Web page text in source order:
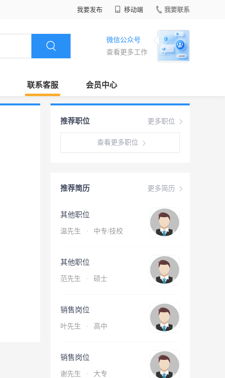
我要发布 移动端 我要联系
微信公众号
查看更多工作
联系客服 会员中心
更多职位
推荐职位
查看更多职位
更多简历
推荐简历
其他职位
温先生 · 中专/技校
其他职位
范先生 · 硕士
销售岗位
叶先生 · 高中
销售岗位
谢先生 · 大专